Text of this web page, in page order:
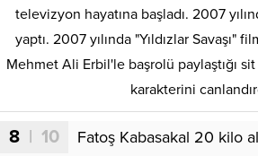
televizyon hayatına başladı. 2007
yaptı. 2007 yılında "Yıldızlar Savaşı"
Mehmet Ali Erbil'le başrolü paylaştığı
karakterini
8 | 10
Fatoş Kabasakal 20 kilo